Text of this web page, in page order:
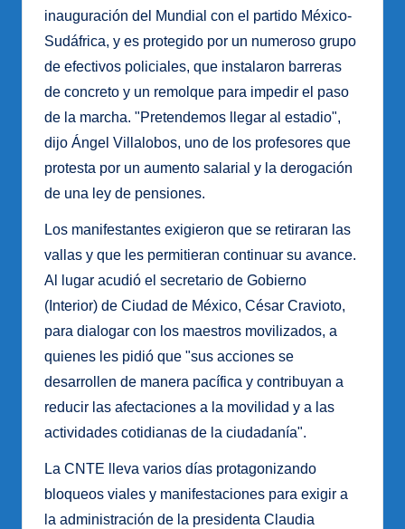
inauguración del Mundial con el partido México-
Sudáfrica, y es protegido por un numeroso grupo
de efectivos policiales, que instalaron barreras
de concreto y un remolque para impedir el paso
de la marcha. "Pretendemos llegar al estadio",
dijo Ángel Villalobos, uno de los profesores que
protesta por un aumento salarial y la derogación
de una ley de pensiones.
Los manifestantes exigieron que se retiraran las
vallas y que les permitieran continuar su avance.
Al lugar acudió el secretario de Gobierno
(Interior) de Ciudad de México, César Cravioto,
para dialogar con los maestros movilizados, a
quienes les pidió que "sus acciones se
desarrollen de manera pacífica y contribuyan a
reducir las afectaciones a la movilidad y a las
actividades cotidianas de la ciudadanía".
La CNTE lleva varios días protagonizando
bloqueos viales y manifestaciones para exigir a
la administración de la presidenta Claudia